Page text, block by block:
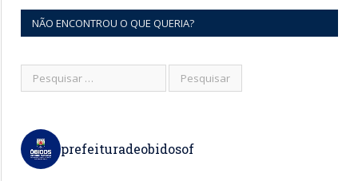
NÃO ENCONTROU O QUE QUERIA?
prefeituradeobidosof